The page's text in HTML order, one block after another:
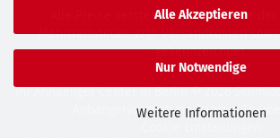
Alle Akzeptieren
Nur Notwendige
Weitere Informationen
Alle Preise verstehen sich inklusive der
Mehrwertsteuer, zzgl.Versandkosten
gekennzeichnet.
Ihr Anhaenger Center in Berlin© 2026
Anhängervermietung Gambio